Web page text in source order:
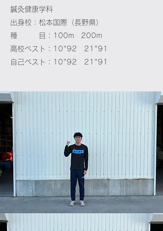
鍼灸健康学科
出身校：松本国際（長野県）
種 目：100m 200m
高校ベスト：10"92 21"91
自己ベスト：10"92 21"91